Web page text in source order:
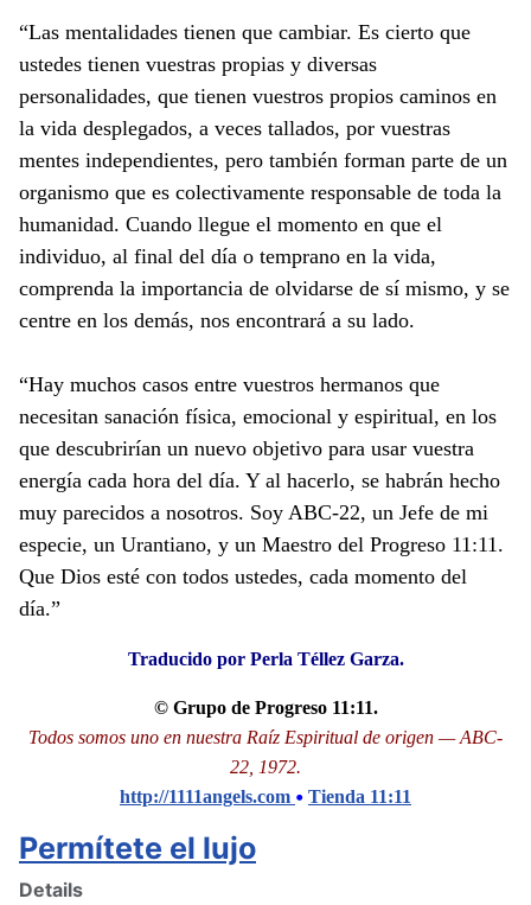
“Las mentalidades tienen que cambiar. Es cierto que
ustedes tienen vuestras propias y diversas
personalidades, que tienen vuestros propios caminos en
la vida desplegados, a veces tallados, por vuestras
mentes independientes, pero también forman parte de un
organismo que es colectivamente responsable de toda la
humanidad. Cuando llegue el momento en que el
individuo, al final del día o temprano en la vida,
comprenda la importancia de olvidarse de sí mismo, y se
centre en los demás, nos encontrará a su lado.
“Hay muchos casos entre vuestros hermanos que
necesitan sanación física, emocional y espiritual, en los
que descubrirían un nuevo objetivo para usar vuestra
energía cada hora del día. Y al hacerlo, se habrán hecho
muy parecidos a nosotros. Soy ABC-22, un Jefe de mi
especie, un Urantiano, y un Maestro del Progreso 11:11.
Que Dios esté con todos ustedes, cada momento del
día.”
Traducido por Perla Téllez Garza.
© Grupo de Progreso 11:11.
Todos somos uno en nuestra Raíz Espiritual de origen — ABC-
22, 1972.
http://1111angels.com • Tienda 11:11
Permítete el lujo
Details